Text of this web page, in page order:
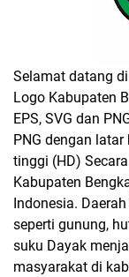
Selamat datang
Logo Kabupaten
EPS, SVG dan
PNG dengan
tinggi (HD)
Kabupaten
Indonesia.
seperti gunung,
suku Dayak
masyarakat di